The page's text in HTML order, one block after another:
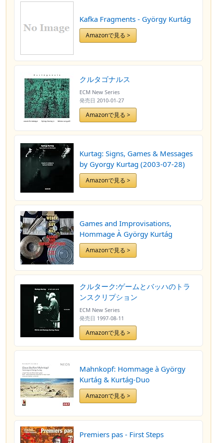
Kafka Fragments - György Kurtág
Amazonで見る >
クルタゴナルス
ECM New Series
発売日 2010-01-27
Amazonで見る >
Kurtag: Signs, Games & Messages
by Gyorgy Kurtag (2003-07-28)
Amazonで見る >
Games and Improvisations,
Hommage À György Kurtág
Amazonで見る >
クルターク:ゲームとバッハのトラ
ンスクリプション
ECM New Series
発売日 1997-08-11
Amazonで見る >
Mahnkopf: Hommage à György
Kurtág & Kurtág-Duo
Amazonで見る >
Premiers pas - First Steps